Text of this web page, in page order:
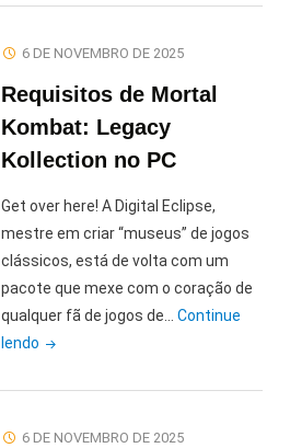
o
Farming
Highlands
Fishing
6 DE NOVEMBRO DE 2025
Requisitos de Mortal
Kombat: Legacy
Kollection no PC
Get over here! A Digital Eclipse,
mestre em criar “museus” de jogos
clássicos, está de volta com um
pacote que mexe com o coração de
qualquer fã de jogos de…Continue
lendo "Requisitos
Mortal
6 DE NOVEMBRO DE 2025